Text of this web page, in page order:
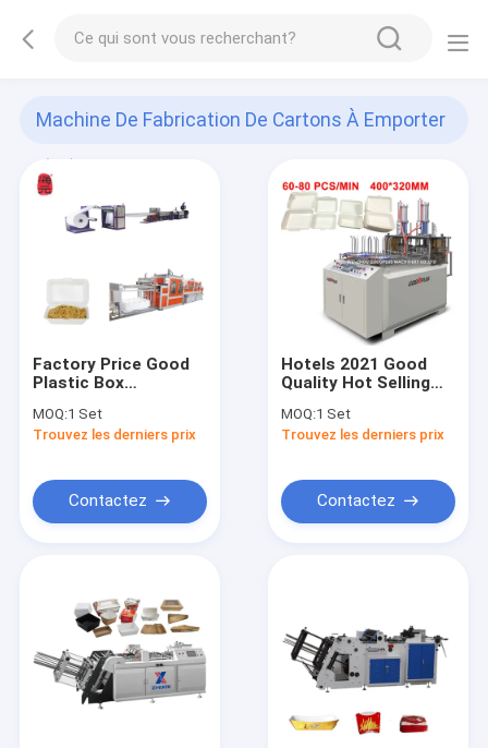
Machine De Fabrication De Cartons À Emporter
(11)
Factory Price Good
Plastic Box
Bowl Making Machine
MOQ:1 Set
Trouvez les derniers prix
Contactez
Hotels 2021 Good
Quality Hot Selling
Boxes Double
Disposal Paper Lunch
Meal Box Making
Machine
MOQ:1 Set
Trouvez les derniers prix
Contactez